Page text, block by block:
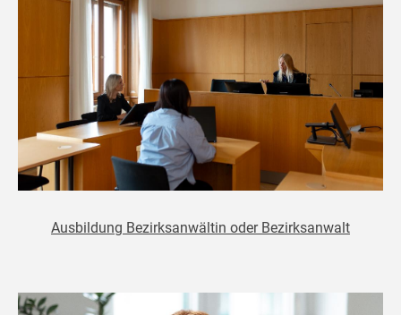
Ausbildung Bezirksanwältin oder Bezirksanwalt